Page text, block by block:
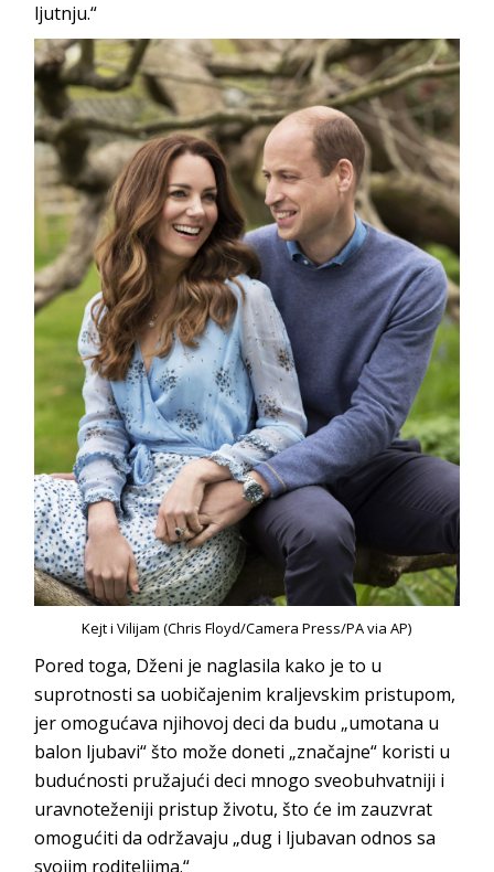
ljutnju.“
Kejt i Vilijam (Chris Floyd/Camera Press/PA via AP)
Pored toga, Dženi je naglasila kako je to u
suprotnosti sa uobičajenim kraljevskim pristupom,
jer omogućava njihovoj deci da budu „umotana u
balon ljubavi“ što može doneti „značajne“ koristi u
budućnosti pružajući deci mnogo sveobuhvatniji i
uravnoteženiji pristup životu, što će im zauzvrat
omogućiti da održavaju „dug i ljubavan odnos sa
svojim roditeljima.“